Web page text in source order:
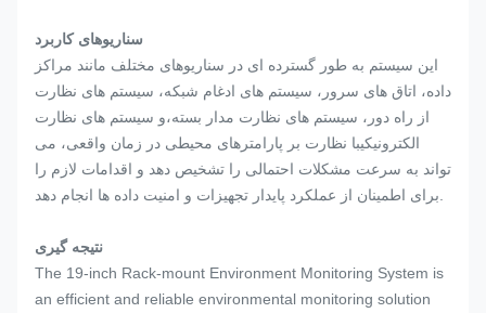
سناریوهای کاربرد
این سیستم به طور گسترده ای در سناریوهای مختلف مانند مراکز
داده، اتاق های سرور، سیستم های ادغام شبکه، سیستم های نظارت
از راه دور، سیستم های نظارت مدار بسته،و سیستم های نظارت
الکترونیکیبا نظارت بر پارامترهای محیطی در زمان واقعی، می
تواند به سرعت مشکلات احتمالی را تشخیص دهد و اقدامات لازم را
نتیجه گیری
The 19-inch Rack-mount Environment Monitoring System is
an efficient and reliable environmental monitoring solution